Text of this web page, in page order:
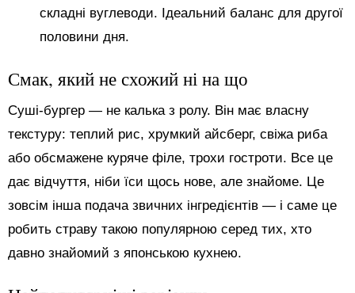
складні вуглеводи. Ідеальний баланс для другої
половини дня.
Смак, який не схожий ні на що
Суші-бургер — не калька з ролу. Він має власну
текстуру: теплий рис, хрумкий айсберг, свіжа риба
або обсмажене куряче філе, трохи гостроти. Все це
дає відчуття, ніби їси щось нове, але знайоме. Це
зовсім інша подача звичних інгредієнтів — і саме це
робить страву такою популярною серед тих, хто
давно знайомий з японською кухнею.